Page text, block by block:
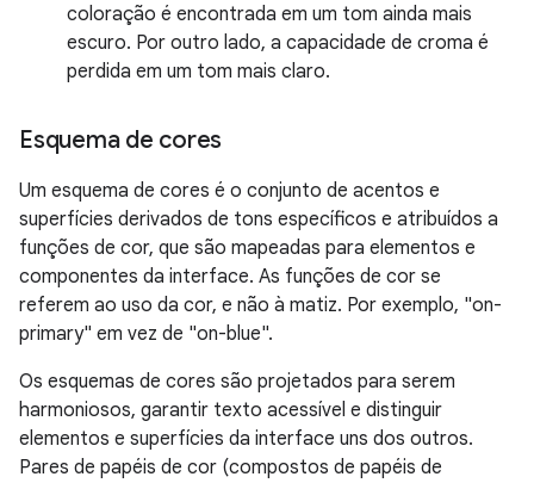
coloração é encontrada em um tom ainda mais
escuro. Por outro lado, a capacidade de croma é
perdida em um tom mais claro.
Esquema de cores
Um esquema de cores é o conjunto de acentos e
superfícies derivados de tons específicos e atribuídos a
funções de cor, que são mapeadas para elementos e
componentes da interface. As funções de cor se
referem ao uso da cor, e não à matiz. Por exemplo, "on-
primary" em vez de "on-blue".
Os esquemas de cores são projetados para serem
harmoniosos, garantir texto acessível e distinguir
elementos e superfícies da interface uns dos outros.
Pares de papéis de cor (compostos de papéis de